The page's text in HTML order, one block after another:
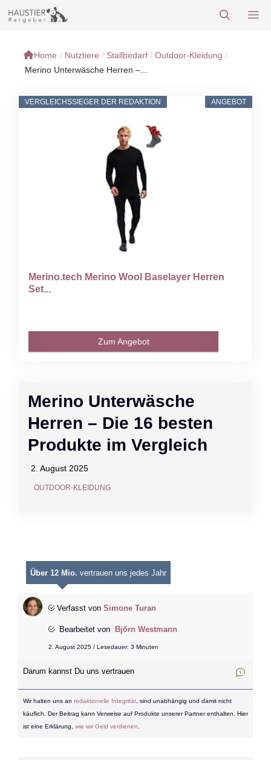
Inhalt
Home / Nutztiere / Stallbedarf / Outdoor-Kleidung /
Merino Unterwäsche Herren –...
Merino Unterwäsche
Herren – Die 16 besten
Produkte im Vergleich
2. August 2025
OUTDOOR-KLEIDUNG
ANGEBOT
VERGLEICHSSIEGER DER REDAKTION
Merino.tech Merino Wool Baselayer Herren
Set...
Zum Angebot
Über 12 Mio. vertrauen uns jedes Jahr
Verfasst von Simone Turan
Bearbeitet von Björn Westmann
2. August 2025 / Lesedauer: 3 Minuten
Darum kannst Du uns vertrauen
Wir halten uns an redaktionelle Integrität, sind unabhängig und damit nicht
käuflich. Der Beitrag kann Verweise auf Produkte unserer Partner enthalten. Hier
ist eine Erklärung, wie wir Geld verdienen